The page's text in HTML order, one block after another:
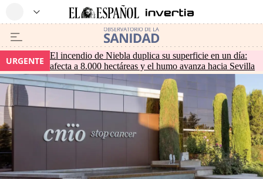
URGENTE
El incendio de Niebla duplica su superficie en un día:
afecta a 8.000 hectáreas y el humo avanza hacia Sevilla